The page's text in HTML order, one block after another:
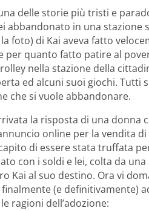
delle storie più tristi e
abbandonato in una
foto) di Kai aveva fatto
per quanto fatto patire al
nella stazione della
ed alcuni suoi giochi. Tutti
che si vuole abbandonare.
la risposta di una donna
online per la vendita
di essere stata truffata
con i soldi e lei, colta da
Kai al suo destino. Ora vi
(e definitivamente)
le ragioni dell’adozione: